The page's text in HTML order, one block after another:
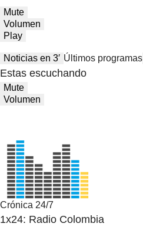
Mute
Volumen
Play
Noticias en 3′ Últimos programas
Estas escuchando
Mute
Volumen
Crónica 24/7
1x24: Radio Colombia